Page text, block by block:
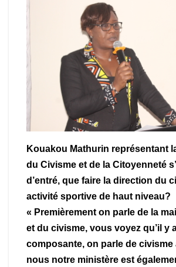
Kouakou Mathurin représentant
du Civisme et de la Citoyenneté
d’entré, que faire la direction du
activité sportive de haut niveau?
« Premièrement on parle de la
et du civisme, vous voyez qu’il y
composante, on parle de civisme
nous notre ministère est